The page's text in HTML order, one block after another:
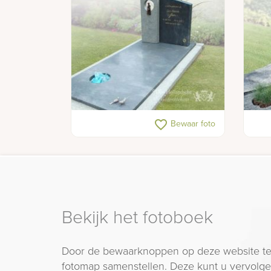
Grafsteen bronzen beeldje
favorite_border Bewaar foto
Bekijk het fotoboek
Door de bewaarknoppen op deze website
fotomap samenstellen. Deze kunt u